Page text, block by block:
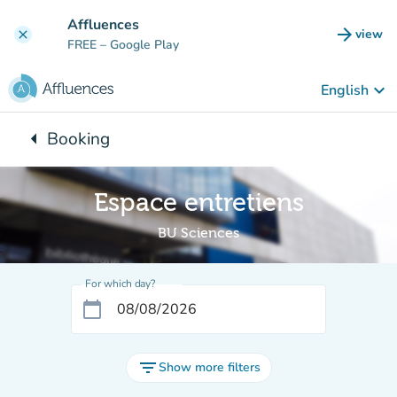
clear Affluences
FREE – Google Play arrow_forward view
(new
English keyboard_arrow_down
arrow_leftBack to:
Booking
Espace entretiens
BU Sciences
For which day?
calendar_today
filter_listShow more filters